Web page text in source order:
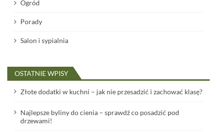
Ogród
Porady
Salon i sypialnia
OSTATNIE WPISY
Złote dodatki w kuchni – jak nie przesadzić i zachować klasę?
Najlepsze byliny do cienia – sprawdź co posadzić pod
drzewami!